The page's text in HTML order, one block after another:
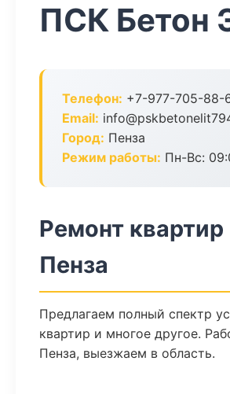
ПСК Бетон
Телефон: +7-977-705-88-
Email:
Город: Пенза
Режим работы: Пн-Вс:
Ремонт квартир
Пенза
Предлагаем полный спектр
квартир и многое другое.
Пенза, выезжаем в область.